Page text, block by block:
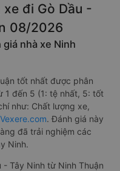
đi Gò Dầu -
08/2026
nhà xe Ninh
tốt nhất được phân
1 đến 5 (1: tệ nhất, 5: tốt
như: Chất lượng xe,
Vexere.com. Đánh giá này
đã trải nghiệm các
Ninh.
Tây Ninh từ Ninh Thuận